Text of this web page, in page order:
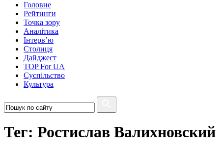
Головне
Рейтинги
Точка зору
Аналітика
Інтерв’ю
Столиця
Дайджест
TOP For UA
Суспiльство
Культура
Тег: Ростислав Валихновский